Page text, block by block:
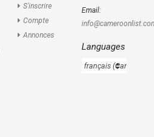
S'inscrire
Compte
Annonces
Email:
Languages